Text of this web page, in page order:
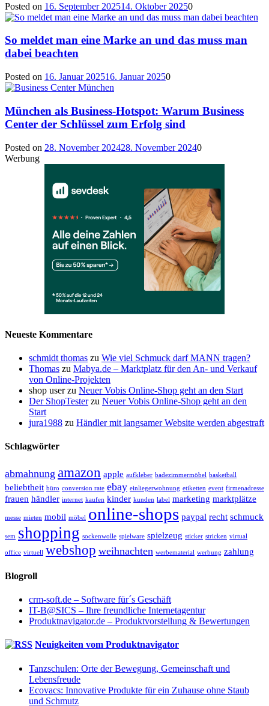
Posted on 16. September 202514. Oktober 20250
So meldet man eine Marke an und das muss man
dabei beachten
Posted on 16. Januar 202516. Januar 20250
München als Business-Hotspot: Warum Business
Center der Schlüssel zum Erfolg sind
Posted on 28. November 202428. November 20240
Werbung
Neueste Kommentare
schmidt thomas zu Wie viel Schmuck darf MANN tragen?
Thomas zu Mabya.de – Marktplatz für den An- und Verkauf
von Online-Projekten
shop userzu Neuer Vobis Online-Shop geht an den Start
Der ShopTesterzu Neuer Vobis Online-Shop geht an den
Start
jura1988 zu Händler mit langsamer Website werden abgestraft
Schlagwörter
abmahnung amazon apple aufkleber badezimmermöbel basketball
beliebtheit büro conversion rate ebay einliegerwohnung etiketten event firmenadresse
frauen händler internet kaufen kinder kunden label marketing marktplätze
messe mieten mobil möbel online-shops paypal recht schmuck
sem shopping sockenwolle spielware spielzeug sticker stricken virtual
office virtuell webshop weihnachten werbematerial werbung zahlung
Blogroll
crm-soft.de – Software für´s Geschäft
IT-B@SICS – Ihre freundliche Internetagentur
Produktnavigator.de – Produktvorstellung & Bewertungen
Neuigkeiten vom Produktnavigator
Tanzschulen: Orte der Bewegung, Gemeinschaft und
Lebensfreude
Ecovacs: Innovative Produkte für ein Zuhause ohne Staub
und Schmutz